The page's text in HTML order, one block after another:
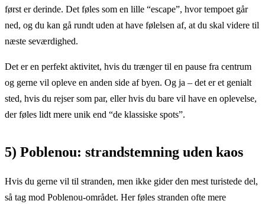
først er derinde. Det føles som en lille “escape”, hvor tempoet går
ned, og du kan gå rundt uden at have følelsen af, at du skal videre til
næste seværdighed.
Det er en perfekt aktivitet, hvis du trænger til en pause fra centrum
og gerne vil opleve en anden side af byen. Og ja – det er et genialt
sted, hvis du rejser som par, eller hvis du bare vil have en oplevelse,
der føles lidt mere unik end “de klassiske spots”.
5) Poblenou: strandstemning uden kaos
Hvis du gerne vil til stranden, men ikke gider den mest turistede del,
så tag mod Poblenou-området. Her føles stranden ofte mere